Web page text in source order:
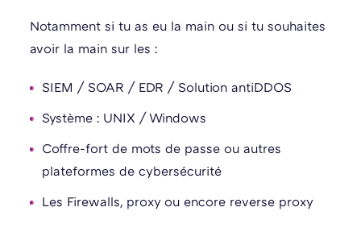
Notamment si tu as eu la main ou si tu souhaites
avoir la main sur les :
SIEM / SOAR / EDR / Solution antiDDOS
Système : UNIX / Windows
Coffre-fort de mots de passe ou autres
plateformes de cybersécurité
Les Firewalls, proxy ou encore reverse proxy